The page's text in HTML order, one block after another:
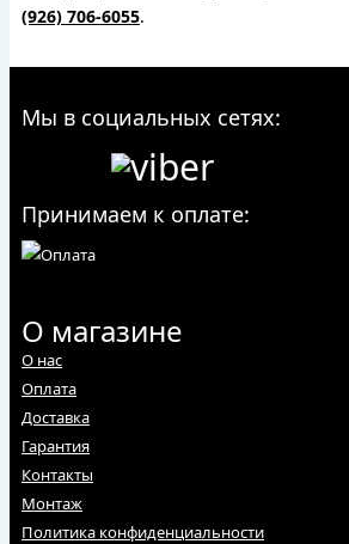
(926) 706-6055.
Мы в социальных сетях:
Принимаем к оплате:
О магазине
О нас
Оплата
Доставка
Гарантия
Контакты
Монтаж
Политика конфиденциальности